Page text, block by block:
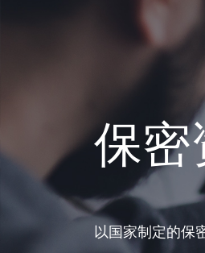
保密
以国家制定的保